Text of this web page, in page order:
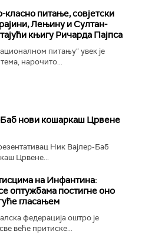
питање, совјетски
Лењину и Султан-
књигу Ричарда Пајпса
питању“ увек је
нарочито...
нови кошаркаш Црвене
Ник Вајлер-Баб
Црвене...
на Инфантина:
оптужбама постигне оно
гласањем
федерација оштро је
веће притиске...